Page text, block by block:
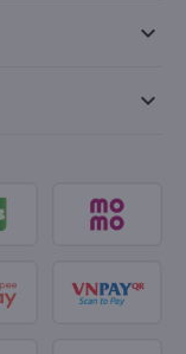
keyboard_arrow_down
keyboard_arrow_down